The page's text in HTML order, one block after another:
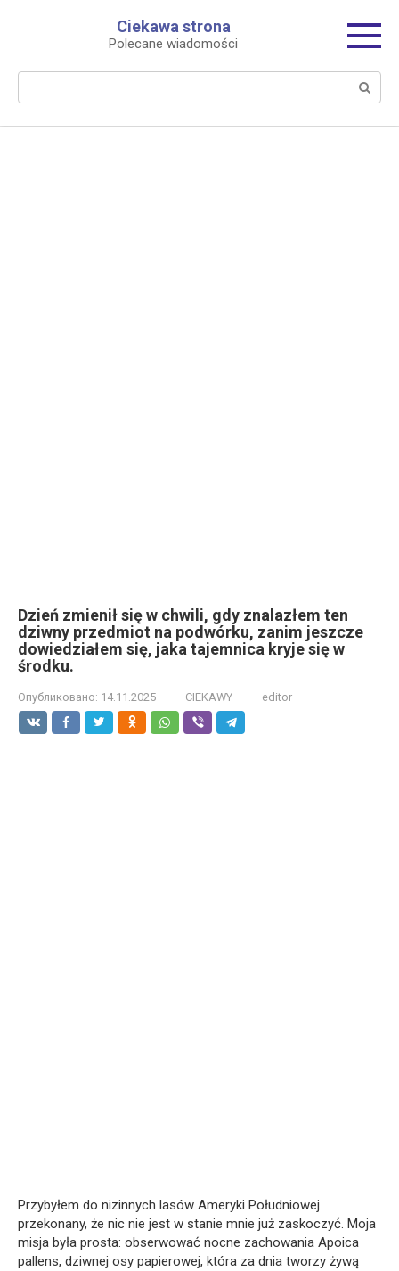
Ciekawa strona
Polecane wiadomości
Dzień zmienił się w chwili, gdy znalazłem ten
dziwny przedmiot na podwórku, zanim jeszcze
dowiedziałem się, jaka tajemnica kryje się w
środku.
Опубликовано: 14.11.2025 CIEKAWY editor
Przybyłem do nizinnych lasów Ameryki Południowej
przekonany, że nic nie jest w stanie mnie już zaskoczyć. Moja
misja była prosta: obserwować nocne zachowania Apoica
pallens, dziwnej osy papierowej, która za dnia tworzy żywą